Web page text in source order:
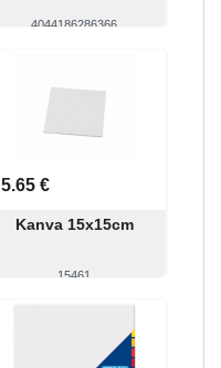
4044186286366
5.65 €
Kanva 15x15cm
15461